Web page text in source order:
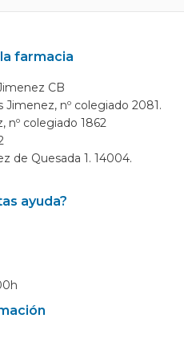
farmacia
CB
nº colegiado 2081.
nº colegiado 1862
de Quesada 1. 14004.
ayuda?